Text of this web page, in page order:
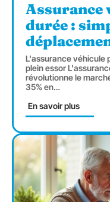
Assurance
durée :
L'assurance véhicule
plein essor
révolutionne le
35% en…
En savoir plus